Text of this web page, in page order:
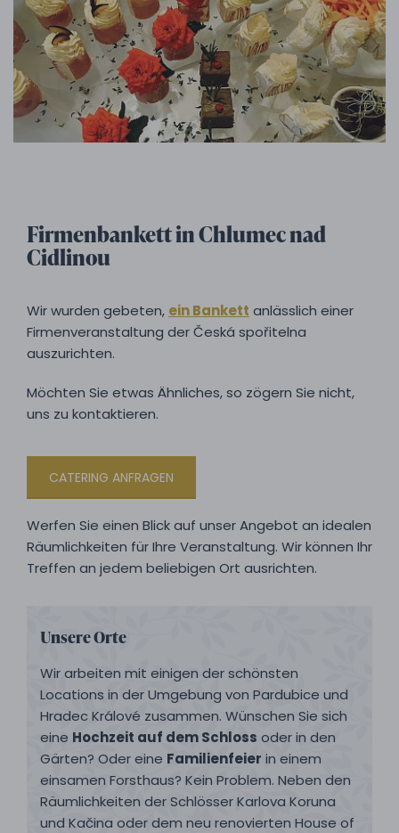
Firmenbankett in Chlumec nad
Cidlinou
Wir wurden gebeten, ein Bankett anlässlich einer
Firmenveranstaltung der Česká spořitelna
auszurichten.
Möchten Sie etwas Ähnliches, so zögern Sie nicht,
uns zu kontaktieren.
CATERING ANFRAGEN
Werfen Sie einen Blick auf unser Angebot an idealen
Räumlichkeiten für Ihre Veranstaltung. Wir können Ihr
Treffen an jedem beliebigen Ort ausrichten.
Unsere Orte
Wir arbeiten mit einigen der schönsten
Locations in der Umgebung von Pardubice und
Hradec Králové zusammen. Wünschen Sie sich
eine Hochzeit auf dem Schloss oder in den
Gärten? Oder eine Familienfeier in einem
einsamen Forsthaus? Kein Problem. Neben den
Räumlichkeiten der Schlösser Karlova Koruna
und Kačina oder dem neu renovierten House of